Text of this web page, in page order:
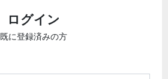
ログイン
既に登録済みの方